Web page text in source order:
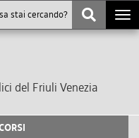
del Friuli Venezia